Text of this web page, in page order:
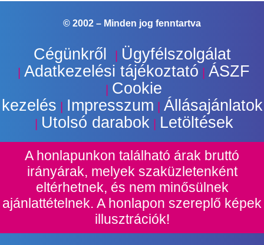
© 2002 – Minden jog fenntartva
Cégünkről Ügyfélszolgálat
Adatkezelési tájékoztató ÁSZF
Cookie
kezelés
Impresszum Állásajánlatok
Utolsó darabok Letöltések
A honlapunkon található árak bruttó
irányárak, melyek szaküzletenként
eltérhetnek, és nem minősülnek
ajánlattételnek. A honlapon szereplő képek
illusztrációk!